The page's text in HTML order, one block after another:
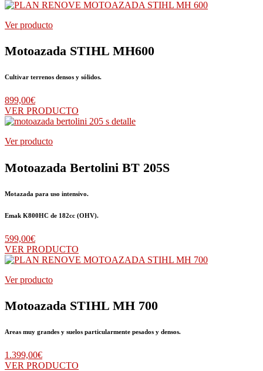
Ver producto
Motoazada STIHL MH600
Cultivar terrenos densos y sólidos.
899,00€
VER PRODUCTO
Ver producto
Motoazada Bertolini BT 205S
Motazada para uso intensivo.
Emak K800HC de 182cc (OHV).
599,00€
VER PRODUCTO
Ver producto
Motoazada STIHL MH 700
Areas muy grandes y suelos particularmente pesados y densos.
1.399,00€
VER PRODUCTO